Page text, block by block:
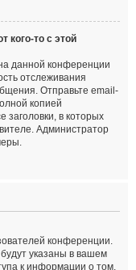
кого-то с этой
данной конференции
отслеживания
Отправьте email-
копией
заголовки, в которых
Администратор
конференции.
указаны в вашем
к информации о том,